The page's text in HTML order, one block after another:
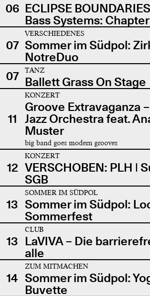
06 ECLIPSE
Bass Systems:
07
VERSCHIEDENES
Sommer im Südpol:
NotreDuo
07
TANZ
Ballett Grass On Stage
11
KONZERT
Groove Extravaganza
Jazz Orchestra feat.
Muster
big band goes modern grooves
12
KONZERT
VERSCHOBEN: PLH |
SGB
13
SOMMER IM SÜDPOL
Sommer im Südpol:
Sommerfest
13
CLUB
LaVIVA – Die
alle
14
ZUM MITMACHEN
Sommer im Südpol:
Buvette